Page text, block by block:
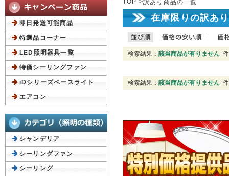
TOP 訳あり商品の一覧
在庫限りの訳あ
検索結果： 該当商品が有りません
検索結果： 該当商品が有りません
即日発送可能商品
特選品コーナー
LED照明器具一覧
特価シーリングファン
iDシリーズベースライト
エアコン
シャンデリア
シーリングファン
シーリング